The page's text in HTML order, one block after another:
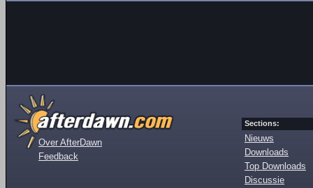
Over AfterDawn
Feedback
Sections:
Nieuws
Downloads
Top Downloads
Discussie